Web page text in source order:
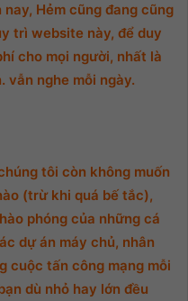
Hẻm cũng đang cũng
trì website này, để duy
cho mọi người, nhất là
vẫn nghe mỗi ngày.
tôi còn không muốn
(trừ khi quá bế tắc),
phóng của những cá
dự án máy chủ, nhân
cuộc tấn công mạng mỗi
dù nhỏ hay lớn đều